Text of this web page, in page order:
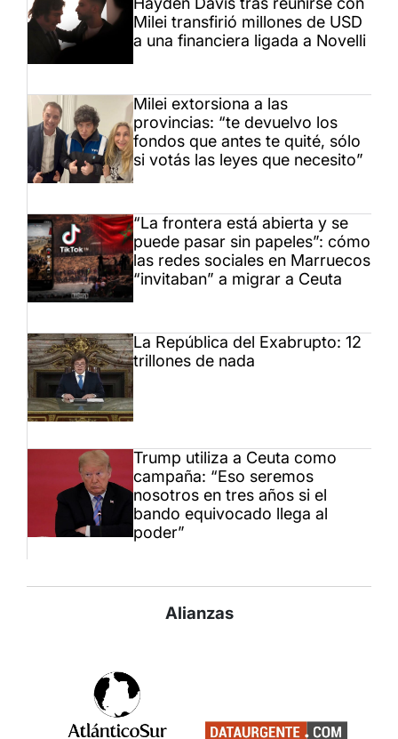
Milei transfirió millones de USD
a una financiera ligada a Novelli
Milei extorsiona a las
provincias: “te devuelvo los
fondos que antes te quité, sólo
si votás las leyes que necesito”
“La frontera está abierta y se
puede pasar sin papeles”: cómo
las redes sociales en Marruecos
“invitaban” a migrar a Ceuta
La República del Exabrupto: 12
trillones de nada
Trump utiliza a Ceuta como
campaña: “Eso seremos
nosotros en tres años si el
bando equivocado llega al
poder”
Alianzas